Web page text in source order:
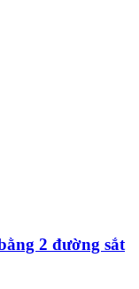
2 đường sắt